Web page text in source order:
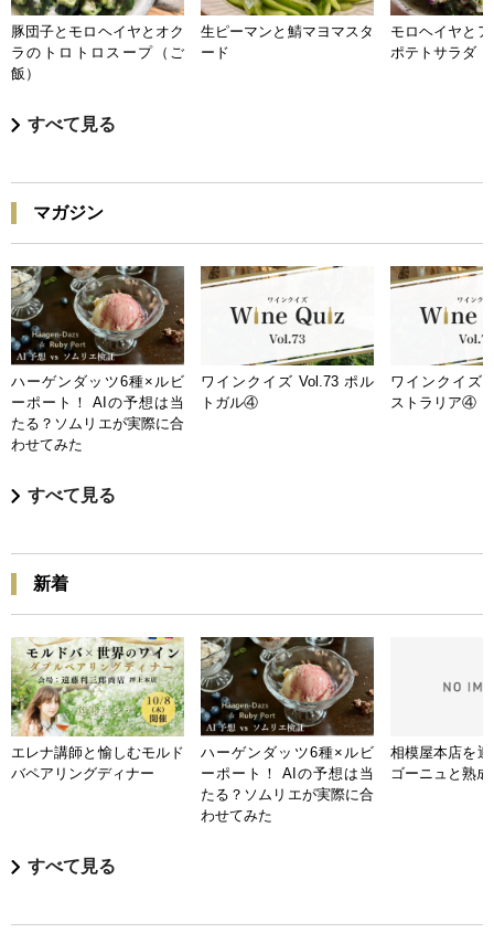
豚団子とモロヘイヤとオク
ラのトロトロスープ（ご
飯）
生ピーマンと鯖マヨマスタ
ード
モロヘイヤと
ポテトサラダ
すべて見る
マガジン
ハーゲンダッツ6種×ルビ
ーポート！ AIの予想は当
たる？ソムリエが実際に合
わせてみた
ワインクイズ Vol.73 ポル
トガル④
ワインクイズ
ストラリア④
すべて見る
新着
エレナ講師と愉しむモルド
バペアリングディナー
ハーゲンダッツ6種×ルビ
ーポート！ AIの予想は当
たる？ソムリエが実際に合
わせてみた
相模屋本店を
ゴーニュと熟
すべて見る